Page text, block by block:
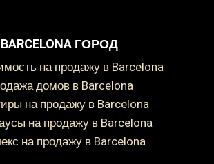
BARCELONA ГОРОД
на продажу в Barcelona
домов в Barcelona
на продажу в Barcelona
на продажу в Barcelona
на продажу в Barcelona